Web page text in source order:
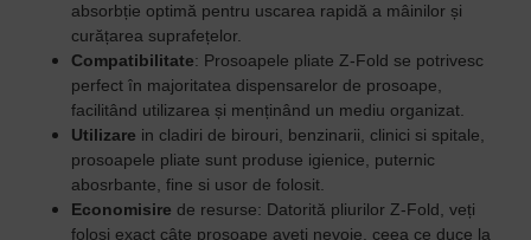
absorbție optimă pentru uscarea rapidă a mâinilor și
curățarea suprafețelor.
Compatibilitate: Prosoapele pliate Z-Fold se potrivesc
perfect în majoritatea dispensarelor de prosoape,
facilitând utilizarea și menținând un mediu organizat.
Utilizare in cladiri de birouri, benzinarii, clinici si spitale,
prosoapele pliate sunt produse igienice, puternic
abosrbante, fine si usor de folosit.
Economisire de resurse: Datorită pliurilor Z-Fold, veți
folosi exact câte prosoape aveți nevoie, ceea ce duce la